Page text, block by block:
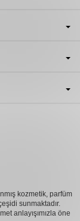
kozmetik, parfüm
sunmaktadır.
anlayışımızla öne